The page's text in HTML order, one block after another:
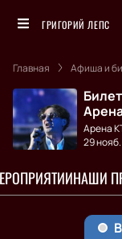
ГРИГОРИЙ ЛЕПС
Главная Афиша и
Арена
29
НАШИ